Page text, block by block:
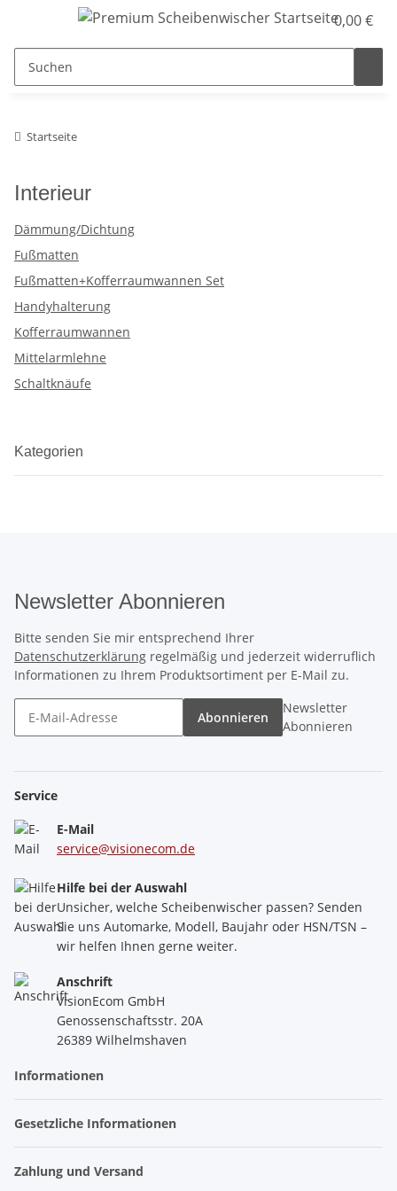
0,00 €
Startseite
Interieur
Dämmung/Dichtung
Fußmatten
Fußmatten+Kofferraumwannen Set
Handyhalterung
Kofferraumwannen
Mittelarmlehne
Schaltknäufe
Kategorien
Newsletter Abonnieren
Bitte senden Sie mir entsprechend Ihrer
Datenschutzerklärung regelmäßig und jederzeit widerruflich
Informationen zu Ihrem Produktsortiment per E-Mail zu.
Abonnieren
Newsletter
Abonnieren
Service
E-Mail
service@visionecom.de
Hilfe bei der Auswahl
Unsicher, welche Scheibenwischer passen? Senden
Sie uns Automarke, Modell, Baujahr oder HSN/TSN –
wir helfen Ihnen gerne weiter.
Anschrift
VisionEcom GmbH
Genossenschaftsstr. 20A
26389 Wilhelmshaven
Informationen
Gesetzliche Informationen
Zahlung und Versand